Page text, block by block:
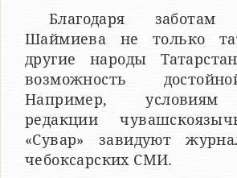
Благодаря заботам
Шаймиева не только
другие народы
возможность
Например, условиям
редакции
«Сувар» завидуют
чебоксарских СМИ.